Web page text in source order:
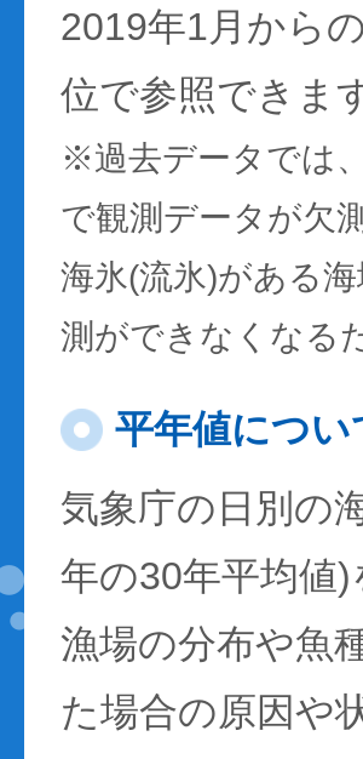
2019年1月から
位で参照できま
※過去データでは
で観測データが欠
海氷(流氷)がある
測ができなくなる
平年値につい
気象庁の日別の
年の30年平均値
漁場の分布や魚
た場合の原因や